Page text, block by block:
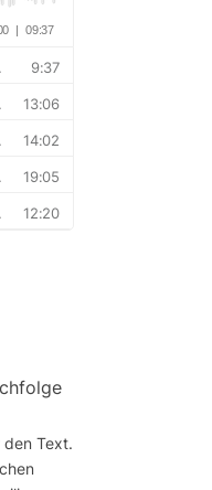
den Text.